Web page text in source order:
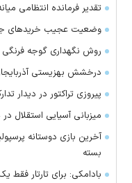
تقدیر فرمانده انتظامی
وضعیت عجیب خرید‌های
روش نگهداری گوجه فرنگی
درخشش بهزیستی
پیروزی تراکتور در دیدار
میزبانی آسیایی استقلال در
آخرین بازی دوستانه
بسته
بادامکی: برای تارتار فقط